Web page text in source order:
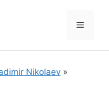
Меню
Nikolaev »